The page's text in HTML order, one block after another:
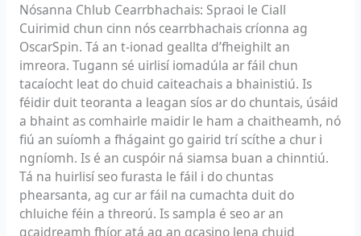
Nósanna Chlub Cearrbhachais: Spraoi le Ciall
Cuirimid chun cinn nós cearrbhachais críonna ag
OscarSpin. Tá an t-ionad geallta d’fheighilt an
imreora. Tugann sé uirlisí iomadúla ar fáil chun
tacaíocht leat do chuid caiteachais a bhainistiú. Is
féidir duit teoranta a leagan síos ar do chuntais, úsáid
a bhaint as comhairle maidir le ham a chaitheamh, nó
fiú an suíomh a fhágaint go gairid trí scíthe a chur i
ngníomh. Is é an cuspóir ná siamsa buan a chinntiú.
Tá na huirlisí seo furasta le fáil i do chuntas
phearsanta, ag cur ar fáil na cumachta duit do
chluiche féin a threorú. Is sampla é seo ar an
gcaidreamh fhíor atá ag an gcasino lena chuid